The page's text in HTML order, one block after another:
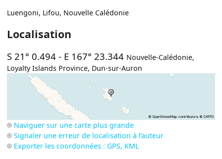
Luengoni, Lifou, Nouvelle Calédonie
Localisation
S 21° 0.494 - E 167° 23.344 Nouvelle-Calédonie,
Loyalty Islands Province, Dun-sur-Auron
Naviguer sur une carte plus grande
Signaler une erreur de localisation à l’auteur
Exporter les coordonnées : GPS, KML